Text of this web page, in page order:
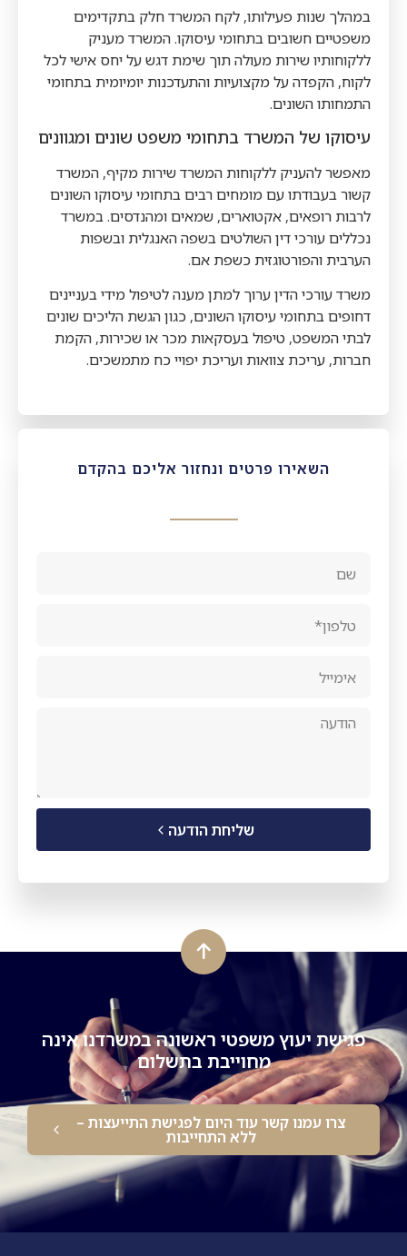
במהלך שנות פעילותו, לקח המשרד חלק בתקדימים
משפטיים חשובים בתחומי עיסוקו. המשרד מעניק
ללקוחותיו שירות מעולה תוך שימת דגש על יחס אישי לכל
לקוח, הקפדה על מקצועיות והתעדכנות יומיומית בתחומי
התמחותו השונים.
עיסוקו של המשרד בתחומי משפט שונים ומגוונים
מאפשר להעניק ללקוחות המשרד שירות מקיף, המשרד
קשור בעבודתו עם מומחים רבים בתחומי עיסוקו השונים
לרבות רופאים, אקטוארים, שמאים ומהנדסים. במשרד
נכללים עורכי דין השולטים בשפה האנגלית ובשפות
הערבית והפורטוגזית כשפת אם.
משרד עורכי הדין ערוך למתן מענה לטיפול מידי בעניינים
דחופים בתחומי עיסוקו השונים, כגון הגשת הליכים שונים
לבתי המשפט, טיפול בעסקאות מכר או שכירות, הקמת
חברות, עריכת צוואות ועריכת יפויי כח מתמשכים.
השאירו פרטים ונחזור אליכם בהקדם
שליחת הודעה
פגישת יעוץ משפטי ראשונה במשרדנו אינה
מחוייבת בתשלום
צרו עמנו קשר עוד היום לפגישת התייעצות –
ללא התחייבות